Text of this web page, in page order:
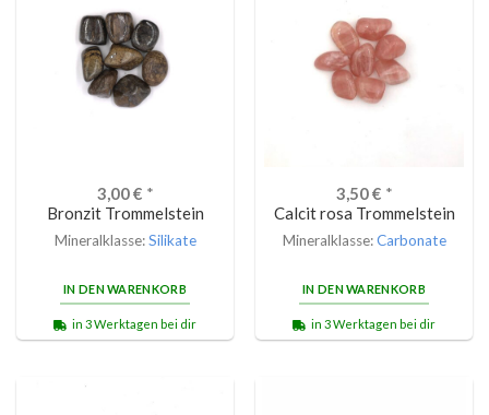
3,00€ *
Bronzit Trommelstein
Mineralklasse:Silikate
IN DEN WARENKORB
in 3 Werktagen bei dir
3,50€ *
Calcit rosa Trommelstein
Mineralklasse:Carbonate
IN DEN WARENKORB
in 3 Werktagen bei dir